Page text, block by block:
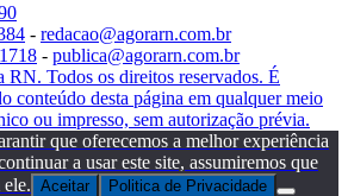
- redacao@agorarn.com.br
- publica@agorarn.com.br
Todos os direitos reservados. É
conteúdo desta página em qualquer meio
ou impresso, sem autorização prévia.
que oferecemos a melhor experiência
a usar este site, assumiremos que
Aceitar Politica de Privacidade